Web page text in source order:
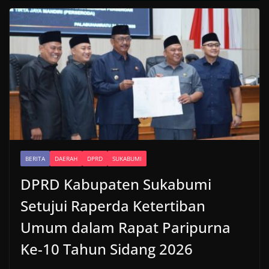
BERITA DAERAH DPRD SUKABUMI
DPRD Kabupaten Sukabumi
Setujui Raperda Ketertiban
Umum dalam Rapat Paripurna
Ke-10 Tahun Sidang 2026